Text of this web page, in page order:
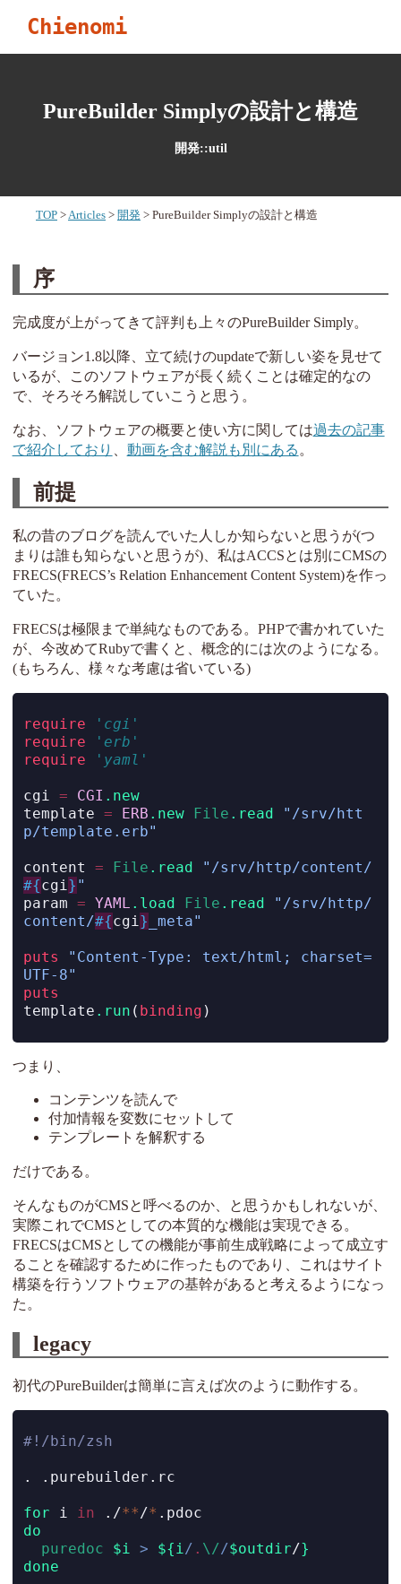
Chienomi
PureBuilder Simplyの設計と構造
開発::util
TOP Articles 開発 PureBuilder Simplyの設計と構造
序
完成度が上がってきて評判も上々のPureBuilder Simply。
バージョン1.8以降、立て続けのupdateで新しい姿を見せて
いるが、このソフトウェアが長く続くことは確定的なの
で、そろそろ解説していこうと思う。
なお、ソフトウェアの概要と使い方に関しては過去の記事
で紹介しており
動画を含む解説も別にある 。
前提
私の昔のブログを読んでいた人しか知らないと思うが(つ
まりは誰も知らないと思うが)、私はACCSとは別にCMSの
FRECS(FRECS’s Relation Enhancement Content System)を作っ
ていた。
FRECSは極限まで単純なものである。PHPで書かれていた
が、今改めてRubyで書くと、概念的には次のようになる。
(もちろん、様々な考慮は省いている)
require
'cgi'
require
'erb'
require
'yaml'
cgi = CGI .new
template = ERB .new File .read
"/srv/htt
p/template.erb"
content = File .read
"/srv/http/content/
#{cgi} "
param = YAML .load File .read
"/srv/http/
content/#{cgi} _meta"
puts
"Content-Type: text/html; charset=
UTF-8"
puts
template .run ( binding )
つまり、
コンテンツを読んで
付加情報を変数にセットして
テンプレートを解釈する
だけである。
そんなものがCMSと呼べるのか、と思うかもしれないが、
実際これでCMSとしての本質的な機能は実現できる。
FRECSはCMSとしての機能が事前生成戦略によって成立す
ることを確認するために作ったものであり、これはサイト
構築を行うソフトウェアの基幹があると考えるようになっ
た。
legacy
初代のPureBuilderは簡単に言えば次のように動作する。
#!/bin/zsh
. .purebuilder.rc
for i in ./**/* .pdoc
do
puredoc
$i > ${i/ . \//$outdir/}
done